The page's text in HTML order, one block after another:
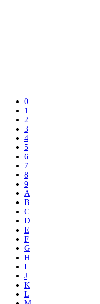
0
1
2
3
4
5
6
7
8
9
A
B
C
D
E
F
G
H
I
J
K
L